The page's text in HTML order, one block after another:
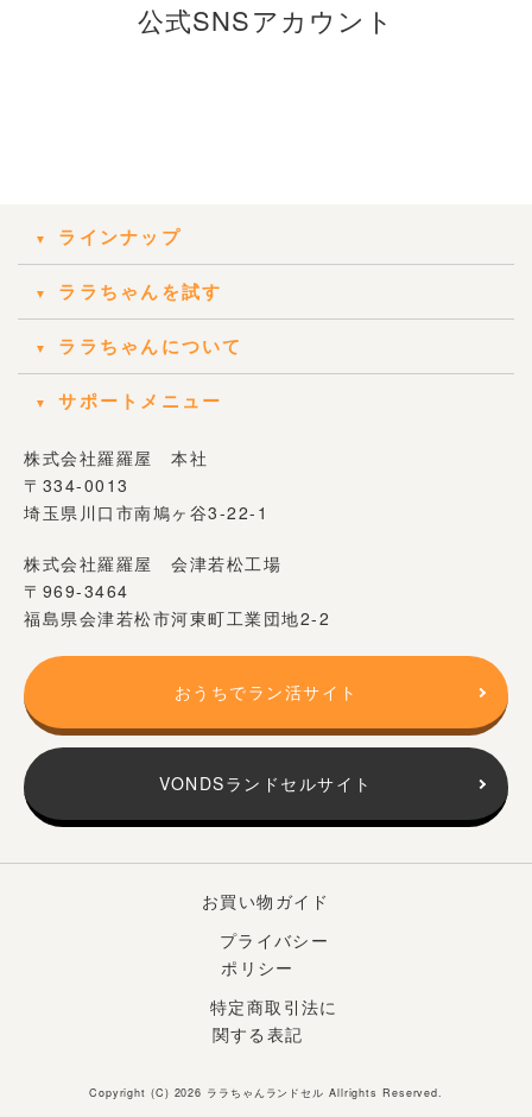
公式SNSアカウント
ラインナップ
ララちゃんを試す
ララちゃんについて
サポートメニュー
株式会社羅羅屋 本社
〒334-0013
埼玉県川口市南鳩ヶ谷3-22-1
株式会社羅羅屋 会津若松工場
〒969-3464
福島県会津若松市河東町工業団地2-2
おうちでラン活サイト
VONDSランドセルサイト
お買い物ガイド
プライバシー
ポリシー
特定商取引法に
関する表記
Copyright (C) 2026 ララちゃんランドセル Allrights Reserved.